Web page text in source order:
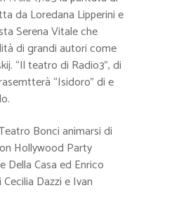
da Loredana Lipperini e
Serena Vitale che
di grandi autori come
“Il teatro di Radio3”, di
“Isidoro” di e
Bonci animarsi di
Hollywood Party
Casa ed Enrico
Dazzi e Ivan